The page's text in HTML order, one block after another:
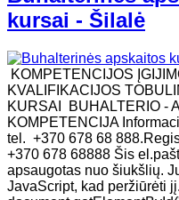
kursai - Šilalė
KOMPETENCIJOS
KVALIFIKACIJOS
KURSAI BUHALTERIO -
KOMPETENCIJA
tel. +370 678 68
+370 678 68888 Šis
apsaugotas nuo šiukšlių.
JavaScript, kad peržiūrėti jį.